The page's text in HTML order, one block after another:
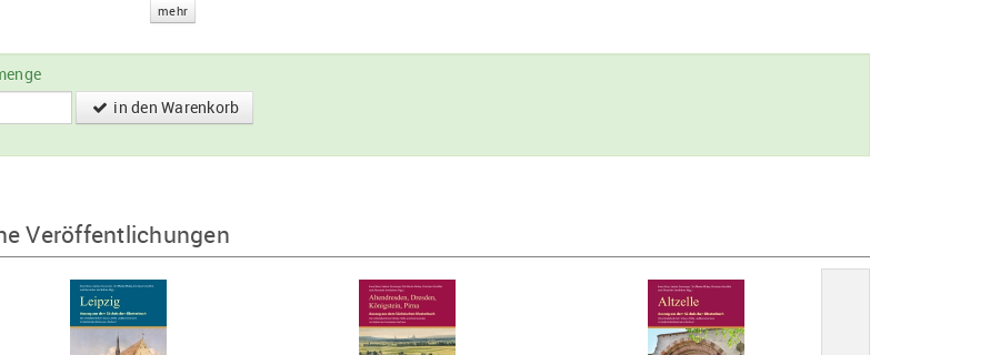
mehr
in den Warenkorb
Veröffentlichungen